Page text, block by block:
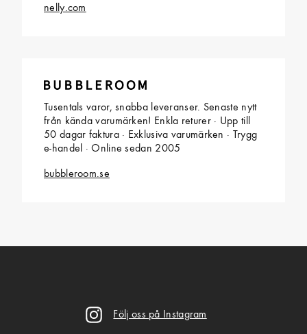
nelly.com
Tusentals varor, snabba leveranser. Senaste nytt
från kända varumärken! Enkla returer · Upp till
50 dagar faktura · Exklusiva varumärken · Trygg
e-handel · Online sedan 2005
bubbleroom.se
Följ oss på Instagram